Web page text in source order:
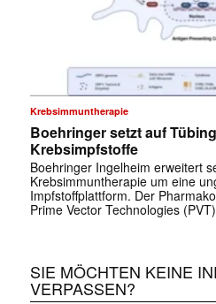
Krebsimmuntherapie
Boehringer setzt auf
Krebsimpfstoffe
Boehringer Ingelheim erweitert
Krebsimmuntherapie um eine
Impfstoffplattform. Der
Prime Vector Technologies
SIE MÖCHTEN KEINE
VERPASSEN?